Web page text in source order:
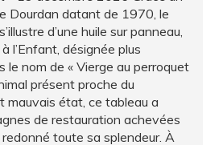
Dourdan datant de 1970, le
d’une huile sur panneau,
l’Enfant, désignée plus
le nom de « Vierge au perroquet
présent proche du
mauvais état, ce tableau a
de restauration achevées
toute sa splendeur. À